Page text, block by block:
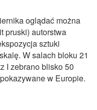
oglądać można
pruski) autorstwa
sztuki
W salach bloku 21
I zebrano blisko 50
w Europie.